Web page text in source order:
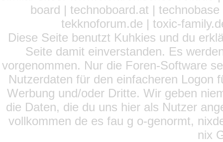
board | technoboard.at |
tekknoforum.de | toxic-
Diese Seite benutzt Kuhkies und du
Seite damit einverstanden. Es
vorgenommen. Nur die Foren-Software
Nutzerdaten für den einfacheren Logon
Werbung und/oder Dritte. Wir geben
die Daten, die du uns hier als Nutzer
vollkommen de es fau g o-genormt,
nix